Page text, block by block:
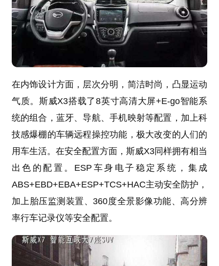
在内饰设计方面，层次分明，简洁时尚，凸显运动
气质。斯威X3搭载了8英寸高清大屏+E-go智能系
统的组合，蓝牙、导航、手机映射等配置，加上科
技感爆棚的车辆远程操控功能，极大改变的人们的
用车生活。在安全配置方面，斯威X3同样拥有相当
出色的配置。ESP车身电子稳定系统，集成
ABS+EBD+EBA+ESP+TCS+HAC主动安全防护，
加上胎压监测装置、360度全景影像功能、高分辨
率行车记录仪等安全配置。